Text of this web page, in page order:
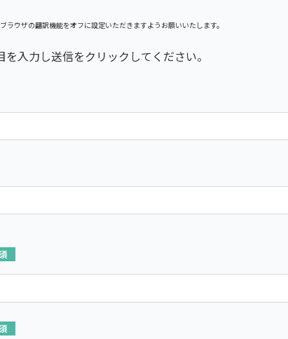
ウザの翻訳機能をオフに設定いただきますようお願いいたします。
入力し送信をクリックしてください。